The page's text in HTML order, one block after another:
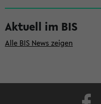
s
t
e
Aktuell im BIS
Alle BIS News zeigen